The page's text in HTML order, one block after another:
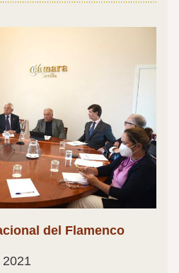
del Flamenco